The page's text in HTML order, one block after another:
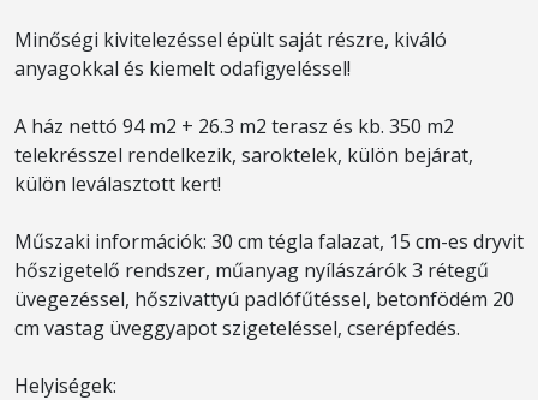
Minőségi kivitelezéssel épült saját részre, kiváló
anyagokkal és kiemelt odafigyeléssel!
A ház nettó 94 m2 + 26.3 m2 terasz és kb. 350 m2
telekrésszel rendelkezik, saroktelek, külön bejárat,
külön leválasztott kert!
Műszaki információk: 30 cm tégla falazat, 15 cm-es dryvit
hőszigetelő rendszer, műanyag nyílászárók 3 rétegű
üvegezéssel, hőszivattyú padlófűtéssel, betonfödém 20
cm vastag üveggyapot szigeteléssel, cserépfedés.
Helyiségek: